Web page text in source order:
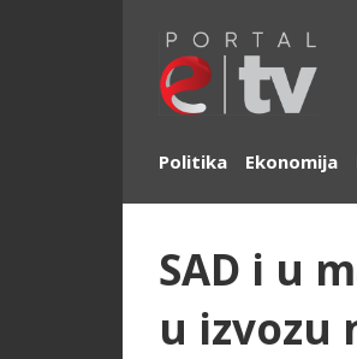
Politika Ekonomija
SAD i u
u izvozu